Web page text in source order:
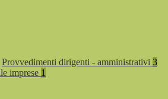
Provvedimenti dirigenti - amministrativi 3
imprese 1